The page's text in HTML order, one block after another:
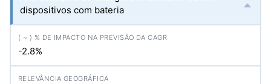
dispositivos com bateria
-2.8%